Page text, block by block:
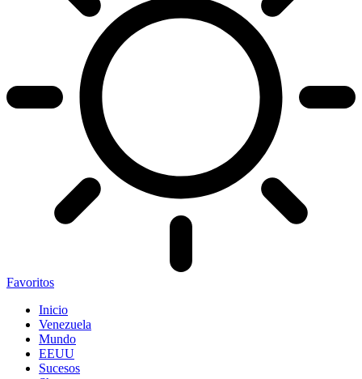
Favoritos
Inicio
Venezuela
Mundo
EEUU
Sucesos